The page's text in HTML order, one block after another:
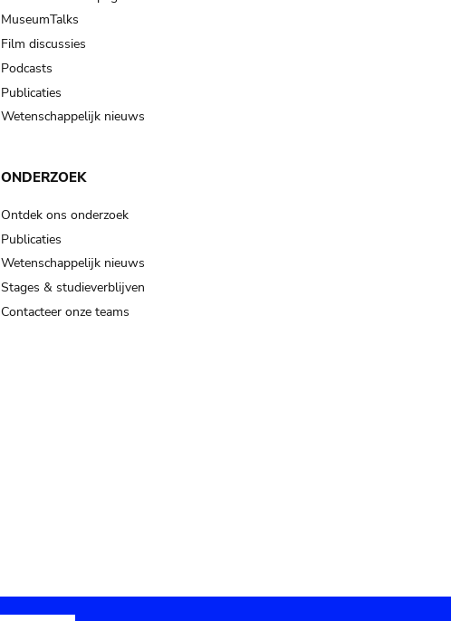
MuseumTalks
Film discussies
Podcasts
Publicaties
Wetenschappelijk nieuws
ONDERZOEK
Ontdek ons onderzoek
Publicaties
Wetenschappelijk nieuws
Stages & studieverblijven
Contacteer onze teams